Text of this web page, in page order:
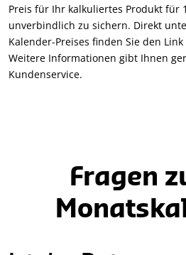
Preis für Ihr kalkuliertes Produkt für
unverbindlich zu sichern. Direkt
Kalender-Preises finden Sie den
Weitere Informationen gibt Ihnen
Kundenservice.
Fragen